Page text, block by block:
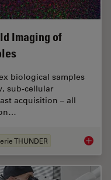
Imaging of
biological samples
sub-cellular
acquisition – all
THUNDER Fast,